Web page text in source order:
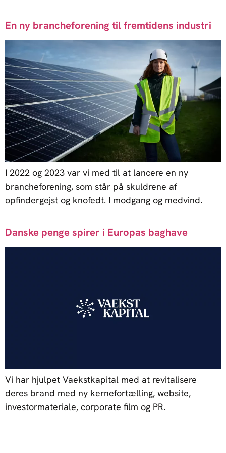
En ny brancheforening til fremtidens industri
I 2022 og 2023 var vi med til at lancere en ny
brancheforening, som står på skuldrene af
opfindergejst og knofedt. I modgang og medvind.
Danske penge spirer i Europas baghave
Vi har hjulpet Vaekstkapital med at revitalisere
deres brand med ny kernefortælling, website,
investormateriale, corporate film og PR.